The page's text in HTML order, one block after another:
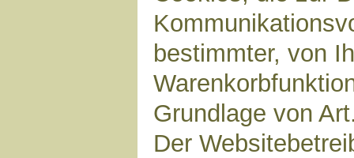
bestimmter, von
Grundlage von
Der